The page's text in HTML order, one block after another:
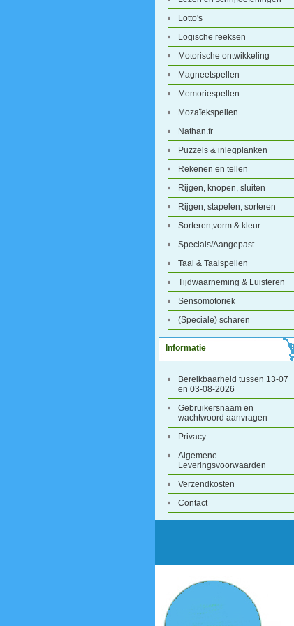
Lotto's
Logische reeksen
Motorische ontwikkeling
Magneetspellen
Memoriespellen
Mozaïekspellen
Nathan.fr
Puzzels & inlegplanken
Rekenen en tellen
Rijgen, knopen, sluiten
Rijgen, stapelen, sorteren
Sorteren,vorm & kleur
Specials/Aangepast
Taal & Taalspellen
Tijdwaarneming & Luisteren
Sensomotoriek
(Speciale) scharen
Informatie
Bereikbaarheid tussen 13-07
en 03-08-2026
Gebruikersnaam en
wachtwoord aanvragen
Privacy
Algemene
Leveringsvoorwaarden
Verzendkosten
Contact